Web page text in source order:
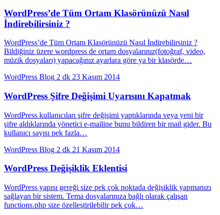
WordPress’de Tüm Ortam Klasörünüzü Nasıl
İndirebilirsiniz ?
WordPress’de Tüm Ortam Klasörünüzü Nasıl İndirebilirsiniz ?
Bildiğiniz üzere wordpress de ortam dosyalarınız(fotoğraf, video,
müzik dosyaları) yapacağınız ayarlara göre ya bir klasörde…
WordPress Blog 2 dk 23 Kasım 2014
WordPress Şifre Değişimi Uyarısını Kapatmak
WordPress kullanıcıları şifre değişimi yaptıklarında veya yeni bir
şifre aldıklarında yönetici e-mailine bunu bildiren bir mail gider. Bu
kullanıcı sayısı pek fazla…
WordPress Blog 2 dk 21 Kasım 2014
WordPress Değişiklik Eklentisi
WordPress yapısı gereği size pek çok noktada değişiklik yapmanızı
sağlayan bir sistem. Tema dosyalarınıza bağlı olarak çalışan
functions.php size özelleştirilebilir pek çok…